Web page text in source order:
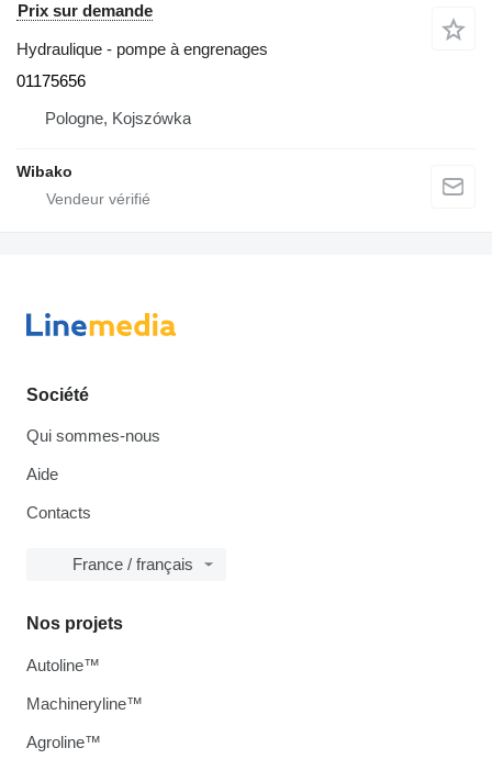
Prix sur demande
Hydraulique - pompe à engrenages
01175656
Pologne, Kojszówka
Wibako
Société
Qui sommes-nous
Aide
Contacts
France / français
Nos projets
Autoline™
Machineryline™
Agroline™